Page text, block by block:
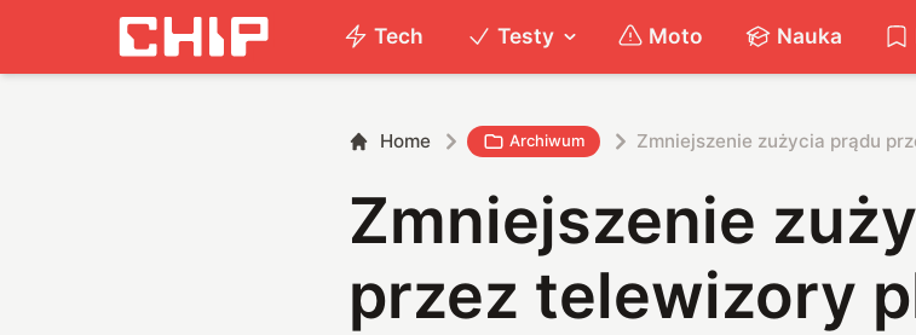
Tech Testy Moto Nauka
Home Archiwum Zmniejszenie zużycia prądu
Zmniejszenie
przez telewizory